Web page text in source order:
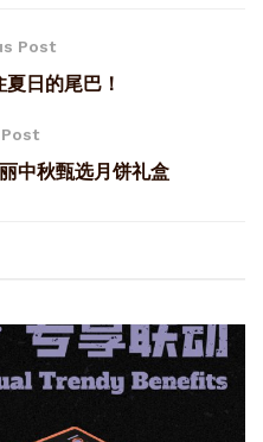
Post
日的尾巴！
中秋甄选月饼礼盒